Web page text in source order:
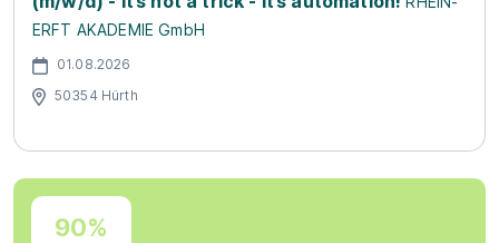
ERFT AKADEMIE GmbH
01.08.2026
50354 Hürth
90%